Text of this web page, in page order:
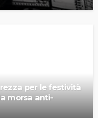
per le festività
morsa anti-